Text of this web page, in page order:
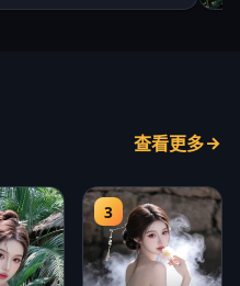
查看更多
3